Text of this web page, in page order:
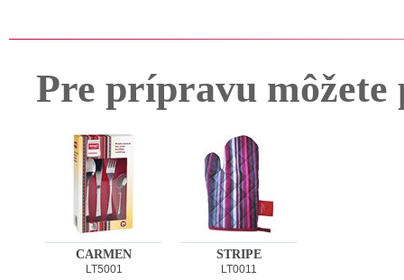
Pre prípravu
CARMEN
LT5001
STRIPE
LT0011